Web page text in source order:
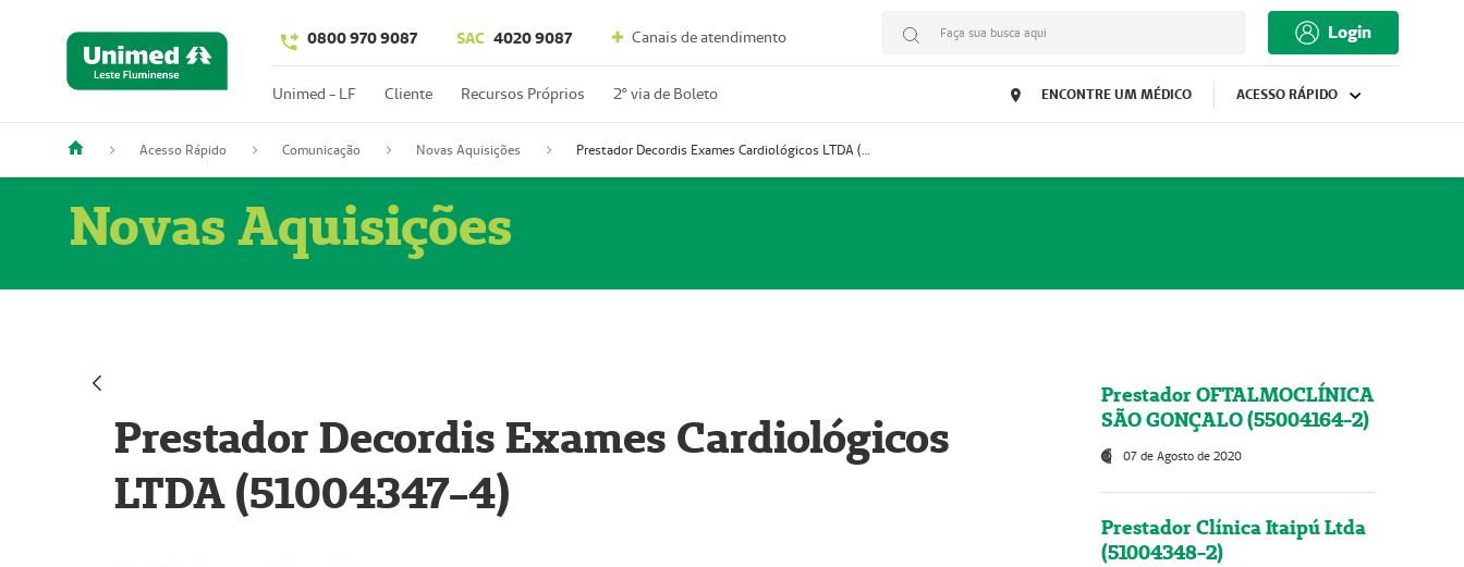
0800 970 9087 SAC 4020 9087 Canais de atendimento Faça sua busca aqui Login
Unimed - LF Cliente Recursos Próprios 2º via de Boleto ENCONTRE UM MÉDICO ACESSO RÁPIDO
Acesso Rápido Comunicação Novas Aquisições Prestador Decordis Exames Cardiológicos LTDA (51004347-4)
Novas Aquisições
Prestador Decordis Exames Cardiológicos
LTDA (51004347-4)
Prestador OFTALMOCLÍNICA
SÃO GONÇALO (55004164-2)
07 de Agosto de 2020
Prestador Clínica Itaipú Ltda
(51004348-2)